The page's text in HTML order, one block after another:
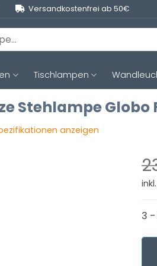
Versandkostenfrei ab 50€
Tischlampen
Stehlampe Globo
anzeigen
3